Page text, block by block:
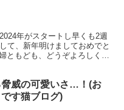
年がスタートし早くも2週
て、新年明けましておめでと
ともども、どうぞよろしくお
威の可愛いさ…！(お
す猫ブログ)